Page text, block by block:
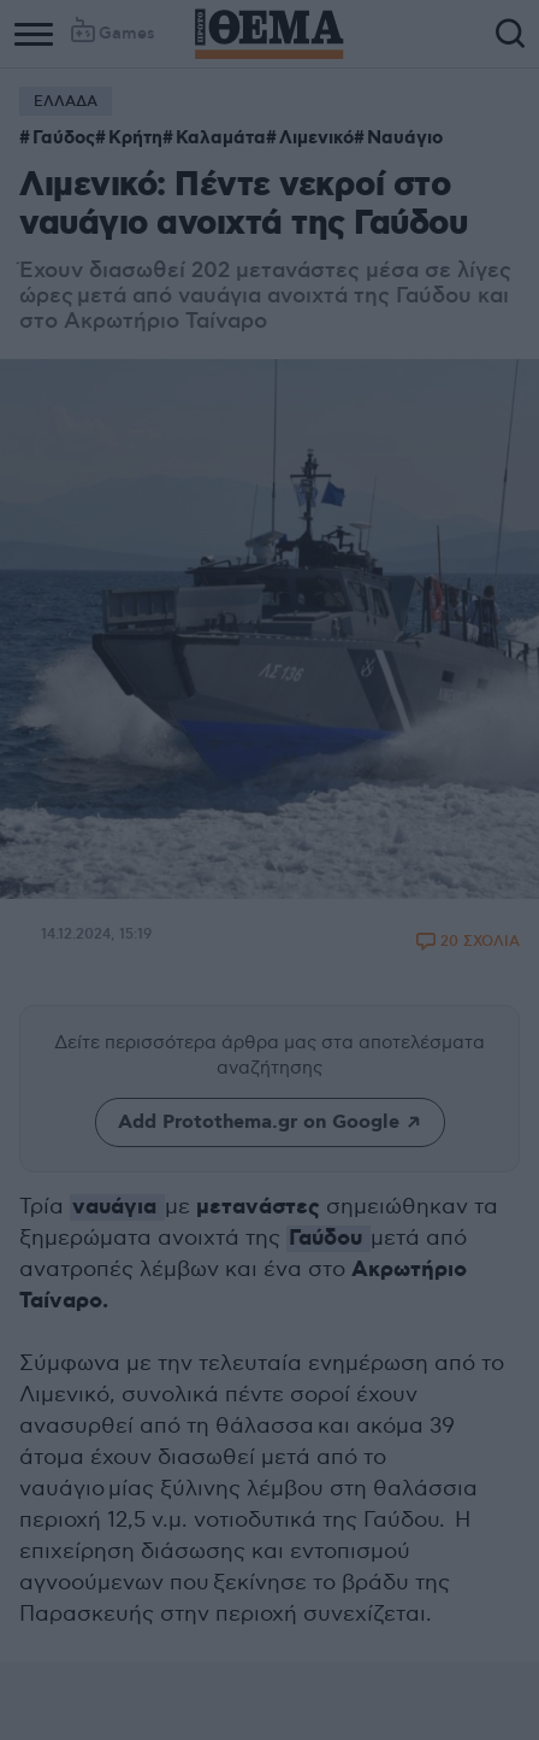
Games
ΕΛΛΑΔΑ
Γαύδος Κρήτη Καλαμάτα Λιμενικό Ναυάγιο
Λιμενικό: Πέντε νεκροί στο
ναυάγιο ανοιχτά της Γαύδου
Έχουν διασωθεί 202 μετανάστες μέσα σε λίγες
ώρες μετά από ναυάγια ανοιχτά της Γαύδου και
στο Ακρωτήριο Ταίναρο
14.12.2024, 15:19 20 ΣΧΟΛΙΑ
Δείτε περισσότερα άρθρα μας στα αποτελέσματα
αναζήτησης
Add Protothema.gr on Google
Τρία ναυάγια με μετανάστες σημειώθηκαν τα
ξημερώματα ανοιχτά της Γαύδου μετά από
ανατροπές λέμβων και ένα στο Ακρωτήριο
Ταίναρο.
Σύμφωνα με την τελευταία ενημέρωση από το
Λιμενικό, συνολικά πέντε σοροί έχουν
ανασυρθεί από τη θάλασσα και ακόμα 39
άτομα έχουν διασωθεί μετά από το
ναυάγιο μίας ξύλινης λέμβου στη θαλάσσια
περιοχή 12,5 ν.μ. νοτιοδυτικά της Γαύδου. Η
επιχείρηση διάσωσης και εντοπισμού
αγνοούμενων που ξεκίνησε το βράδυ της
Παρασκευής στην περιοχή συνεχίζεται.